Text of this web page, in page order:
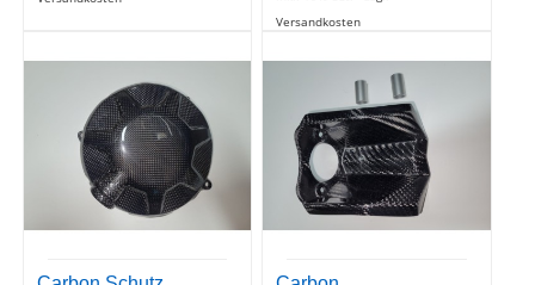
Carbon Schutz
Kupplungsdeckel
119,00 €
inkl. 19% USt. - zzgl.
Schlüsselführung TNT
39,00 €
inkl. 19% USt. - zzgl.
Versandkosten